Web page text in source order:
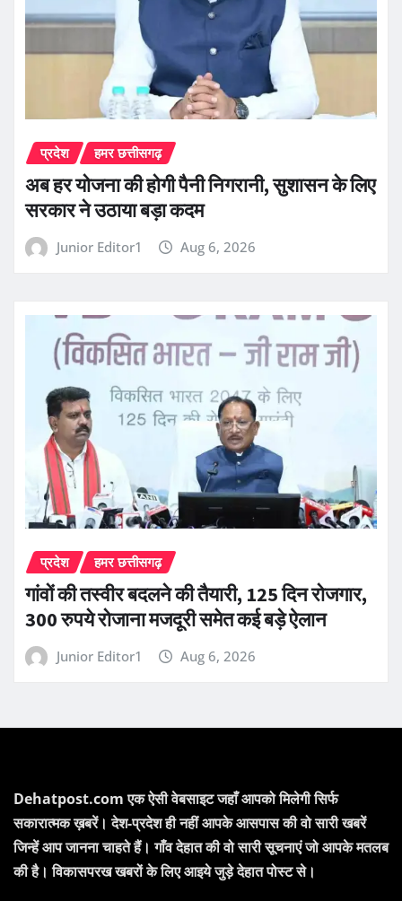
प्रदेश हमर छत्तीसगढ़
अब हर योजना की होगी पैनी निगरानी, सुशासन के लिए
सरकार ने उठाया बड़ा कदम
Junior Editor1 Aug 6, 2026
प्रदेश हमर छत्तीसगढ़
गांवों की तस्वीर बदलने की तैयारी, 125 दिन रोजगार,
300 रुपये रोजाना मजदूरी समेत कई बड़े ऐलान
Junior Editor1 Aug 6, 2026
Dehatpost.com एक ऐसी वेबसाइट जहाँ आपको मिलेगी सिर्फ
सकारात्मक ख़बरें। देश-प्रदेश ही नहीं आपके आसपास की वो सारी खबरें
जिन्हें आप जानना चाहते हैं। गाँव देहात की वो सारी सूचनाएं जो आपके मतलब
की है। विकासपरख खबरों के लिए आइये जुड़े देहात पोस्ट से।